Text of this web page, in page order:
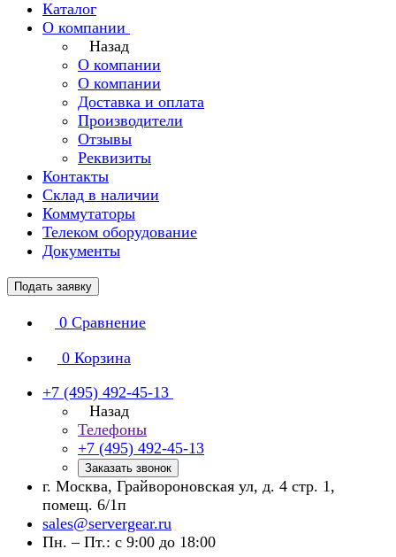
Каталог
О компании
Назад
О компании
О компании
Доставка и оплата
Производители
Отзывы
Реквизиты
Контакты
Склад в наличии
Коммутаторы
Телеком оборудование
Документы
Подать заявку
0 Сравнение
0 Корзина
+7 (495) 492-45-13
Назад
Телефоны
+7 (495) 492-45-13
Заказать звонок
г. Москва, Грайвороновская ул, д. 4 стр. 1,
помещ. 6/1п
sales@servergear.ru
Пн. – Пт.: с 9:00 до 18:00